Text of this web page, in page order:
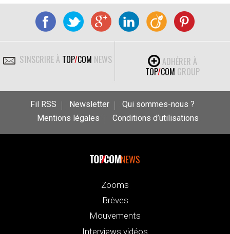
S'INSCRIRE À TOP/COM NEWS
ADHÉRER À
TOP/COM GROUP
Fil RSS Newsletter
Qui sommes-nous ?
Mentions légales
Conditions d’utilisations
NEWS
Zooms
Brèves
Mouvements
Interviews vidéos